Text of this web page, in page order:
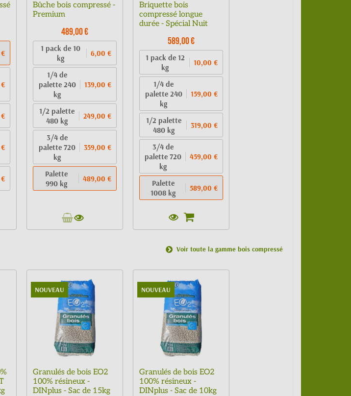
Bûche bois compressé -
Premium
489,00 €
1 pack de 10
kg
6,00 €
1/4 de
palette 240
kg
139,00 €
1/2 palette
480 kg
249,00 €
3/4 de
palette 720
kg
359,00 €
Palette
990 kg
489,00 €
Briquette bois
compressé longue
durée - Spécial Nuit
589,00 €
1 pack de 12
kg
10,00 €
1/4 de
palette 240
kg
159,00 €
1/2 palette
480 kg
319,00 €
3/4 de
palette 720
kg
459,00 €
Palette
1008 kg
589,00 €
Voir toute la gamme bois compressé
NOUVEAU
Granulés de bois EO2
100% résineux -
DINplus - Sac de 15kg
NOUVEAU
Granulés de bois EO2
100% résineux -
DINplus - Sac de 10kg